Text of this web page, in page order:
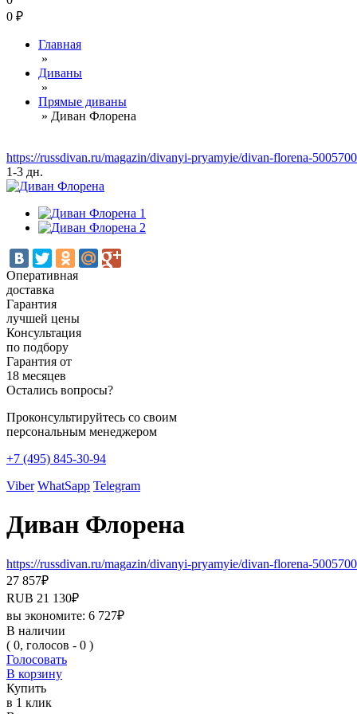
0 ₽
Главная
»
Диваны
»
Прямые диваны
» Диван Флорена
https://russdivan.ru/magazin/divanyi-pryamyie/divan-florena-
1-3 дн.
Оперативная
доставка
Гарантия
лучшей цены
Консультация
по подбору
Гарантия от
18 месяцев
Остались вопросы?
Проконсультируйтесь со своим
персональным менеджером
+7 (495) 845-30-94
Viber WhatSapp Telegram
Диван Флорена
https://russdivan.ru/magazin/divanyi-pryamyie/divan-florena-
27 857₽
RUB 21 130₽
вы экономите: 6 727₽
В наличии
( 0, голосов - 0 )
Голосовать
В корзину
Купить
в 1 клик